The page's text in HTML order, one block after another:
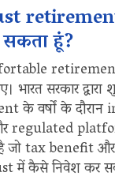
हूं?
retirement
भारत सरकार
के वर्षों के
tax benefit और
में कैसे निवेश कर